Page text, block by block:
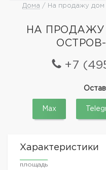
Дома / На продажу дом
НА ПРОДАЖУ
+7
Max
Характеристики
площадь